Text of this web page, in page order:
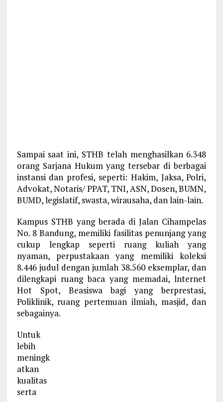
Sampai saat ini, STHB telah menghasilkan 6.348
orang Sarjana Hukum yang tersebar di berbagai
instansi dan profesi, seperti: Hakim, Jaksa, Polri,
Advokat, Notaris/ PPAT, TNI, ASN, Dosen, BUMN,
BUMD, legislatif, swasta, wirausaha, dan lain-lain.
Kampus STHB yang berada di Jalan Cihampelas
No. 8 Bandung, memiliki fasilitas penunjang yang
cukup lengkap seperti ruang kuliah yang
nyaman, perpustakaan yang memiliki koleksi
8.446 judul dengan jumlah 38.560 eksemplar, dan
dilengkapi ruang baca yang memadai, lnternet
Hot Spot, Beasiswa bagi yang berprestasi,
Poliklinik, ruang pertemuan ilmiah, masjid, dan
sebagainya.
Untuk
lebih
meningk
atkan
kualitas
serta